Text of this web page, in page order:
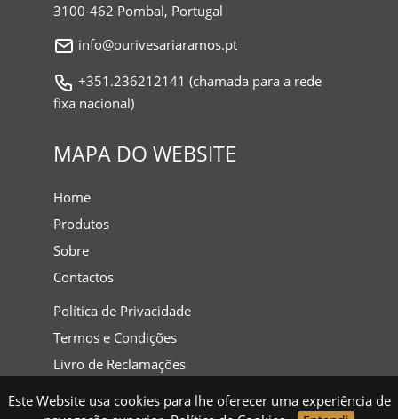
3100-462 Pombal, Portugal
info@ourivesariaramos.pt
+351.236212141 (chamada para a rede
fixa nacional)
MAPA DO WEBSITE
Home
Produtos
Sobre
Contactos
Política de Privacidade
Termos e Condições
Livro de Reclamações
Este Website usa cookies para lhe oferecer uma experiência de